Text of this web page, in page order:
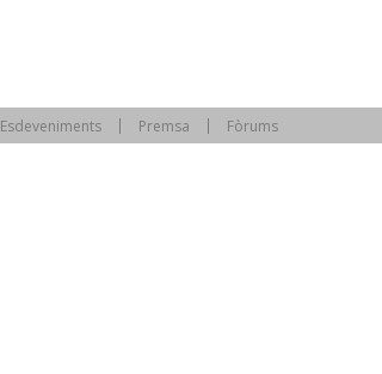
Esdeveniments Premsa Fòrums